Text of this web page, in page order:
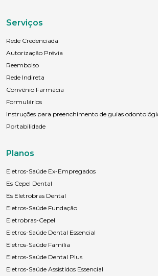
Serviços
Rede Credenciada
Autorização Prévia
Reembolso
Rede Indireta
Convênio Farmácia
Formulários
Instruções para preenchimento de guias
Portabilidade
Planos
Eletros-Saúde Ex-Empregados
Es Cepel Dental
Es Eletrobras Dental
Eletros-Saúde Fundação
Eletrobras-Cepel
Eletros-Saúde Dental Essencial
Eletros-Saúde Família
Eletros-Saúde Dental Plus
Eletros-Saúde Assistidos Essencial